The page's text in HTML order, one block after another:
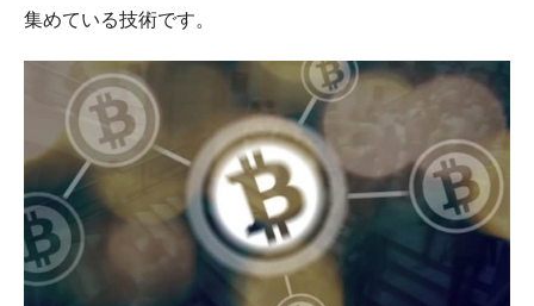
集めている技術です。